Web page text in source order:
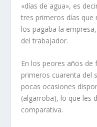
«días de agua», es
tres primeros días que
los pagaba la
del trabajador.
En los peores años
primeros cuarenta del
pocas ocasiones
(algarroba), lo que les
comparativa.